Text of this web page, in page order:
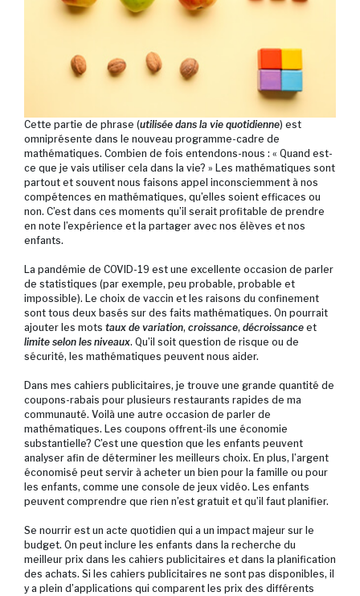
Cette partie de phrase (utilisée dans la vie quotidienne) est
omniprésente dans le nouveau programme-cadre de
mathématiques. Combien de fois entendons-nous : « Quand est-
ce que je vais utiliser cela dans la vie? » Les mathématiques sont
partout et souvent nous faisons appel inconsciemment à nos
compétences en mathématiques, qu’elles soient efficaces ou
non. C’est dans ces moments qu’il serait profitable de prendre
en note l’expérience et la partager avec nos élèves et nos
enfants.
La pandémie de COVID-19 est une excellente occasion de parler
de statistiques (par exemple, peu probable, probable et
impossible). Le choix de vaccin et les raisons du confinement
sont tous deux basés sur des faits mathématiques. On pourrait
ajouter les mots taux de variation, croissance, décroissance et
limite selon les niveaux. Qu’il soit question de risque ou de
sécurité, les mathématiques peuvent nous aider.
Dans mes cahiers publicitaires, je trouve une grande quantité de
coupons-rabais pour plusieurs restaurants rapides de ma
communauté. Voilà une autre occasion de parler de
mathématiques. Les coupons offrent-ils une économie
substantielle? C’est une question que les enfants peuvent
analyser afin de déterminer les meilleurs choix. En plus, l’argent
économisé peut servir à acheter un bien pour la famille ou pour
les enfants, comme une console de jeux vidéo. Les enfants
peuvent comprendre que rien n’est gratuit et qu’il faut planifier.
Se nourrir est un acte quotidien qui a un impact majeur sur le
budget. On peut inclure les enfants dans la recherche du
meilleur prix dans les cahiers publicitaires et dans la planification
des achats. Si les cahiers publicitaires ne sont pas disponibles, il
y a plein d’applications qui comparent les prix des différents